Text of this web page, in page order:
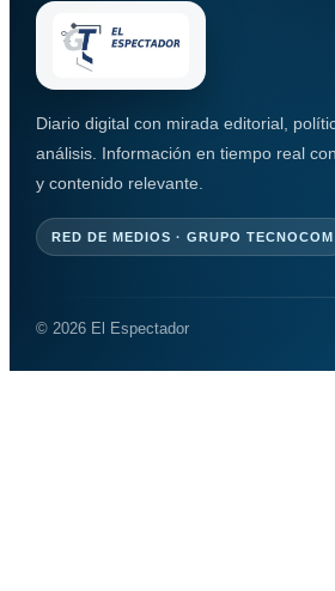
Diario digital con mirada editorial,
análisis. Información en tiempo real
y contenido relevante.
RED DE MEDIOS · GRUPO TECNOCOM
© 2026 El Espectador